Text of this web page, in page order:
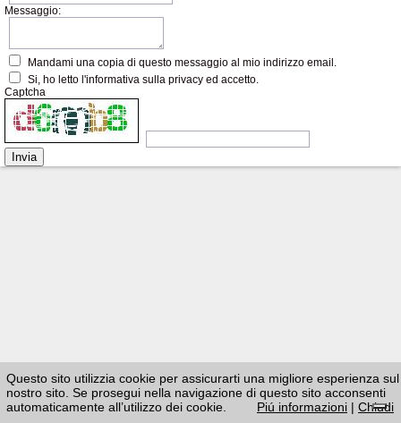
Messaggio:
Mandami una copia di questo messaggio al mio indirizzo email.
Si, ho letto l'informativa sulla privacy ed accetto.
Captcha
Questo sito utilizzia cookie per assicurarti una migliore esperienza sul
nostro sito. Se prosegui nella navigazione di questo sito acconsenti
automaticamente all’utilizzo dei cookie.
Piú informazioni | Chiudi